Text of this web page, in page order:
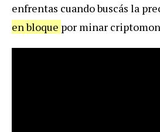
enfrentas cuando buscás la
en bloque por minar